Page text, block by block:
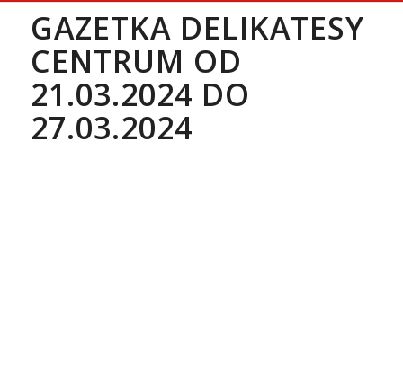
GAZETKA DELIKATESY
CENTRUM OD
21.03.2024 DO
27.03.2024